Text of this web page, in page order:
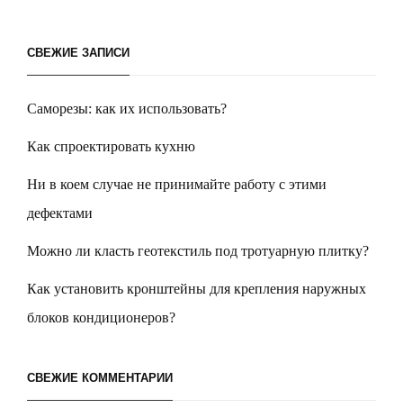
СВЕЖИЕ ЗАПИСИ
Саморезы: как их использовать?
Как спроектировать кухню
Ни в коем случае не принимайте работу с этими
дефектами
Можно ли класть геотекстиль под тротуарную плитку?
Как установить кронштейны для крепления наружных
блоков кондиционеров?
СВЕЖИЕ КОММЕНТАРИИ